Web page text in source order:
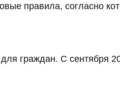
правила, согласно
граждан. С сентября